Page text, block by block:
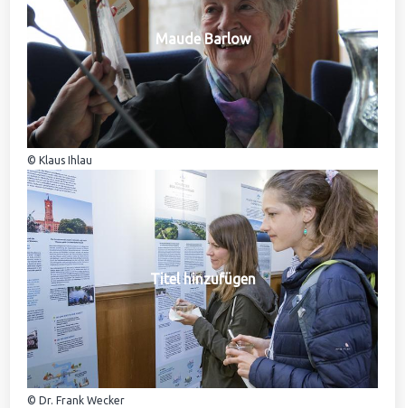
Maude Barlow
© Klaus Ihlau
Titel hinzufügen
© Dr. Frank Wecker